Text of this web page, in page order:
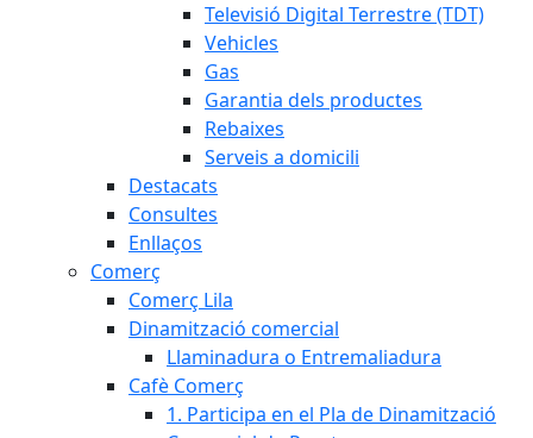
Televisió Digital Terrestre (TDT)
Vehicles
Gas
Garantia dels productes
Rebaixes
Serveis a domicili
Destacats
Consultes
Enllaços
Comerç
Comerç Lila
Dinamització comercial
Llaminadura o Entremaliadura
Cafè Comerç
1. Participa en el Pla de Dinamització